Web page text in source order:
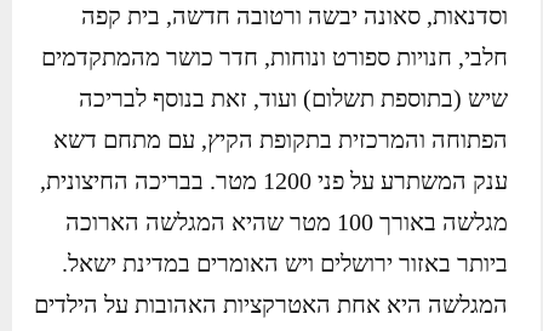
וסדנאות, סאונה יבשה ורטובה חדשה, בית קפה
חלבי, חנויות ספורט ונוחות, חדר כושר מהמתקדמים
שיש (בתוספת תשלום) ועוד, זאת בנוסף לבריכה
הפתוחה והמרכזית בתקופת הקיץ, עם מתחם דשא
ענק המשתרע על פני 1200 מטר. בבריכה החיצונית,
מגלשה באורך 100 מטר שהיא המגלשה הארוכה
ביותר באזור ירושלים ויש האומרים במדינת ישאל.
המגלשה היא אחת האטרקציות האהובות על הילדים